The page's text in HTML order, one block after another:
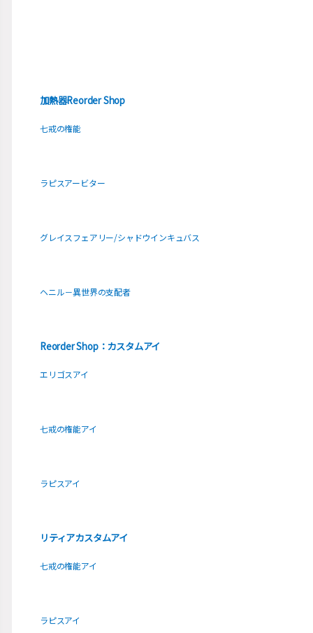
加熱器Reorder Shop
七戒の権能
ラピスアービター
グレイスフェアリー/シャドウインキュバス
ヘニル－異世界の支配者
Reorder Shop：カスタムアイ
エリゴスアイ
七戒の権能アイ
ラピスアイ
リティアカスタムアイ
七戒の権能アイ
ラピスアイ